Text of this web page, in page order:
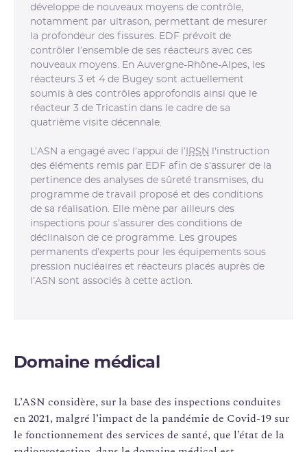
développe de nouveaux moyens de contrôle,
notamment par ultrason, permettant de mesurer
la profondeur des fissures. EDF prévoit de
contrôler l’ensemble de ses réacteurs avec ces
nouveaux moyens. En Auvergne-Rhône-Alpes, les
réacteurs 3 et 4 de Bugey sont actuellement
soumis à des contrôles approfondis ainsi que le
réacteur 3 de Tricastin dans le cadre de sa
quatrième visite décennale.
L’ASN a engagé avec l’appui de l’ IRSN
l'instruction
des éléments remis par EDF afin de s’assurer de la
pertinence des analyses de sûreté transmises, du
programme de travail proposé et des conditions
de sa réalisation. Elle mène par ailleurs des
inspections pour s’assurer des conditions de
déclinaison de ce programme. Les groupes
permanents d’experts pour les équipements sous
pression nucléaires et réacteurs placés auprès de
l’ASN sont associés à cette action.
Domaine médical
L’ASN considère, sur la base des inspections conduites
en 2021, malgré l’impact de la pandémie de Covid-19 sur
le fonctionnement des services de santé, que l’état de la